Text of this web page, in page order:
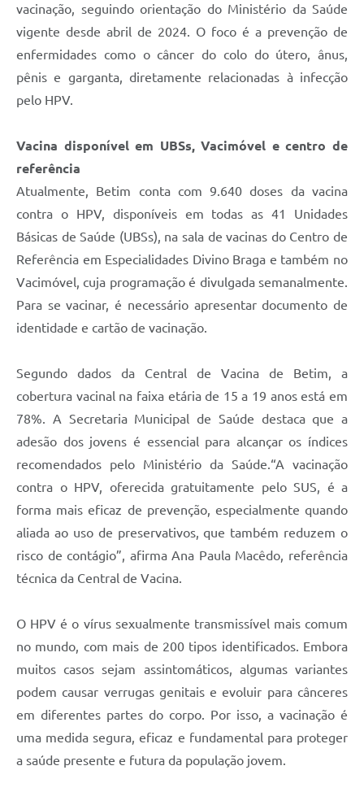
vacinação, seguindo orientação do Ministério da Saúde
vigente desde abril de 2024. O foco é a prevenção de
enfermidades como o câncer do colo do útero, ânus,
pênis e garganta, diretamente relacionadas à infecção
pelo HPV.
Vacina disponível em UBSs, Vacimóvel e centro de
referência
Atualmente, Betim conta com 9.640 doses da vacina
contra o HPV, disponíveis em todas as 41 Unidades
Básicas de Saúde (UBSs), na sala de vacinas do Centro de
Referência em Especialidades Divino Braga e também no
Vacimóvel, cuja programação é divulgada semanalmente.
Para se vacinar, é necessário apresentar documento de
identidade e cartão de vacinação.
Segundo dados da Central de Vacina de Betim, a
cobertura vacinal na faixa etária de 15 a 19 anos está em
78%. A Secretaria Municipal de Saúde destaca que a
adesão dos jovens é essencial para alcançar os índices
recomendados pelo Ministério da Saúde.“A vacinação
contra o HPV, oferecida gratuitamente pelo SUS, é a
forma mais eficaz de prevenção, especialmente quando
aliada ao uso de preservativos, que também reduzem o
risco de contágio”, afirma Ana Paula Macêdo, referência
técnica da Central de Vacina.
O HPV é o vírus sexualmente transmissível mais comum
no mundo, com mais de 200 tipos identificados. Embora
muitos casos sejam assintomáticos, algumas variantes
podem causar verrugas genitais e evoluir para cânceres
em diferentes partes do corpo. Por isso, a vacinação é
uma medida segura, eficaz e fundamental para proteger
a saúde presente e futura da população jovem.